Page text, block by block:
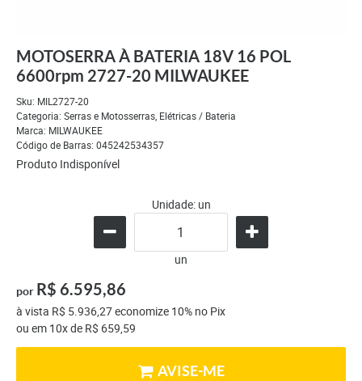
MOTOSERRA À BATERIA 18V 16 POL
6600rpm 2727-20 MILWAUKEE
Sku: MIL2727-20
Categoria: Serras e Motosserras, Elétricas / Bateria
Marca: MILWAUKEE
Código de Barras: 045242534357
Produto Indisponível
Unidade: un
un
por R$ 6.595,86
à vista R$ 5.936,27economize 10% no Pix
ou em 10xde R$ 659,59
AVISE-ME